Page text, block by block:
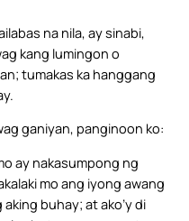
na nila, ay sinabi,
kang lumingon o
tumakas ka hanggang
ganiyan, panginoon ko:
ay nakasumpong ng
mo ang iyong awang
buhay; at ako’y di